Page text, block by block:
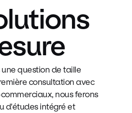
question de taille
consultation avec
nous ferons
d'études intégré et